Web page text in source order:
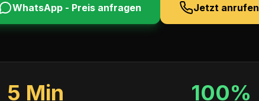
WhatsApp - Preis anfragen Jetzt anrufen
5 Min 100%